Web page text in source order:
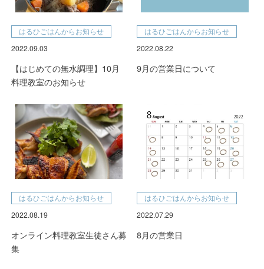
はるひごはんからお知らせ
2022.09.03
【はじめての無水調理】10月
料理教室のお知らせ
はるひごはんからお知らせ
2022.08.22
9月の営業日について
はるひごはんからお知らせ
2022.08.19
オンライン料理教室生徒さん募
集
はるひごはんからお知らせ
2022.07.29
8月の営業日